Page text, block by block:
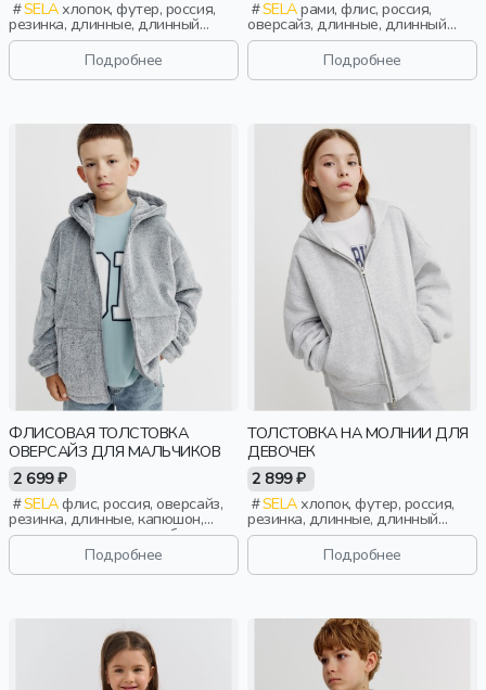
SELAхлопок, футер, россия,
резинка, длинные, длинный
рукав, капюшон, молния, школа,
манжета, свободные, девочки,
Подробнее
SELAрами, флис, россия,
оверсайз, длинные, длинный
рукав, капюшон, застежка,
стопперы, манжета, свободные,
уши, объемные, эластичные,
девочки, дети
Подробнее
ФЛИСОВАЯ ТОЛСТОВКА
ОВЕРСАЙЗ ДЛЯ МАЛЬЧИКОВ
2 699 ₽
SELAфлис, россия, оверсайз,
резинка, длинные, капюшон,
застежка, манжета, свободные,
прорези, вышивка, мальчики,
Подробнее
ТОЛСТОВКА НА МОЛНИИ ДЛЯ
ДЕВОЧЕК
2 899 ₽
SELAхлопок, футер, россия,
резинка, длинные, длинный
рукав, капюшон, молния, школа,
манжета, свободные, девочки,
Подробнее